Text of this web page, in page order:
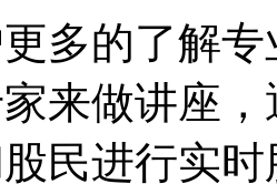
多的了解
来做讲座
民进行实